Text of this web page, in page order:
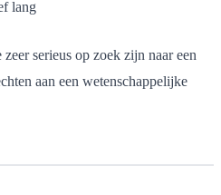
lang
zeer serieus op zoek zijn naar een
aan een wetenschappelijke